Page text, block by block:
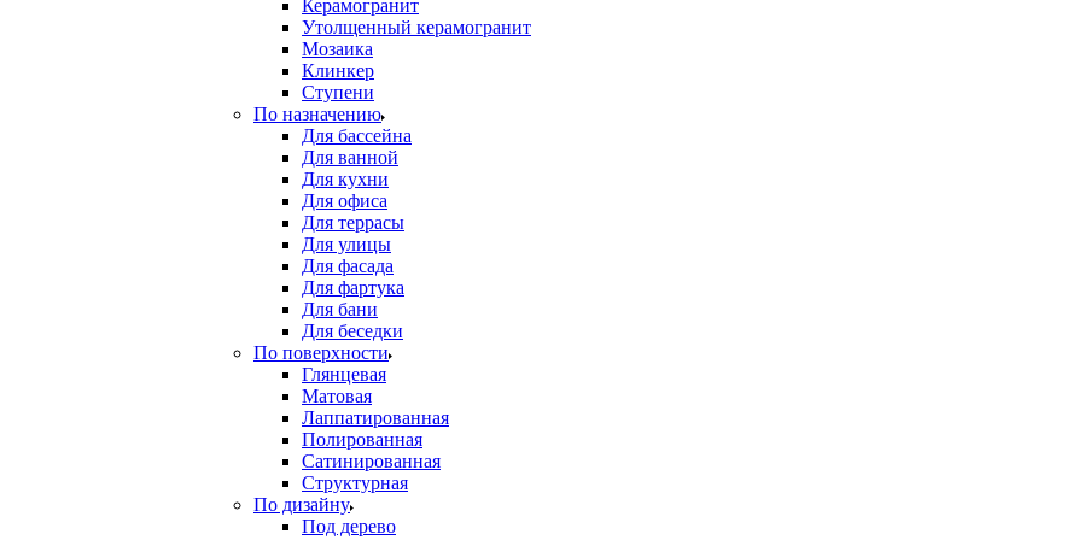
Керамогранит
Утолщенный керамогранит
Мозаика
Клинкер
Ступени
По назначению
Для бассейна
Для ванной
Для кухни
Для офиса
Для террасы
Для улицы
Для фасада
Для фартука
Для бани
Для беседки
По поверхности
Глянцевая
Матовая
Лаппатированная
Полированная
Сатинированная
Структурная
По дизайну
Под дерево